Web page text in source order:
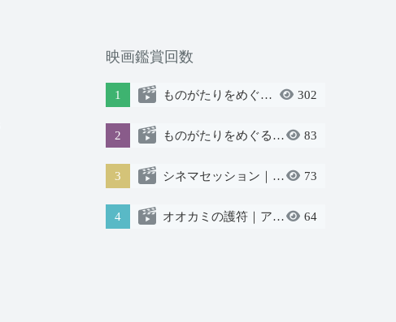
映画鑑賞回数
1 ものがたりをめぐる物語 302
2 ものがたりをめぐる物語 83
3 シネマセッション｜ゲスト：石川直樹さん 73
4 オオカミの護符｜アカデミック版 64